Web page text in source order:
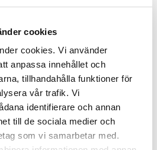
cookies
cookies. Vi använder
anpassa innehållet och
tillhandahålla funktioner för
vår trafik. Vi
identifierare och annan
till de sociala medier och
som vi samarbetar med.
lite källkritisk. Fråga om
ska känna dig trygg.”
om att leverera ett färdigt
en resa som känns möjlig,